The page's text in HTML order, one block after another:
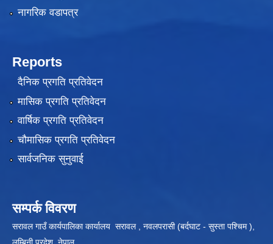
नागरिक वडापत्र
Reports
दैनिक प्रगति प्रतिवेदन
मासिक प्रगति प्रतिवेदन
वार्षिक प्रगति प्रतिवेदन
चौमासिक प्रगति प्रतिवेदन
सार्वजनिक सुनुवाई
सम्पर्क विवरण
सरावल गाउँ कार्यपालिका कार्यालय सरावल , नवलपरासी (बर्दघाट - सुस्ता पश्चिम ),